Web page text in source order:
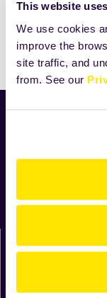
This website
We use cookies
improve the
site traffic, and
from. See our
image…
Produkty
O Zeelandii
ul. Sowia 6c
62-080
woj.